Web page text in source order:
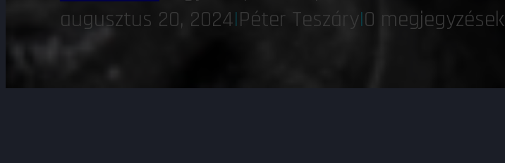
augusztus 20, 2024|Péter Teszáry|0 megjegyzések